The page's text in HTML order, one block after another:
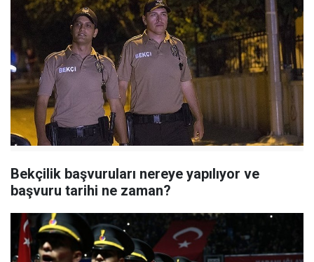
Bekçilik başvuruları nereye yapılıyor ve
başvuru tarihi ne zaman?